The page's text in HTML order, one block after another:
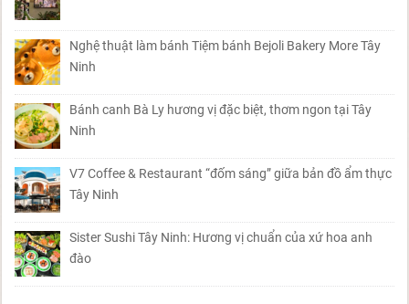
Nghệ thuật làm bánh Tiệm bánh Bejoli Bakery More Tây
Ninh
Bánh canh Bà Ly hương vị đặc biệt, thơm ngon tại Tây
Ninh
V7 Coffee & Restaurant “đốm sáng” giữa bản đồ ẩm thực
Tây Ninh
Sister Sushi Tây Ninh: Hương vị chuẩn của xứ hoa anh
đào